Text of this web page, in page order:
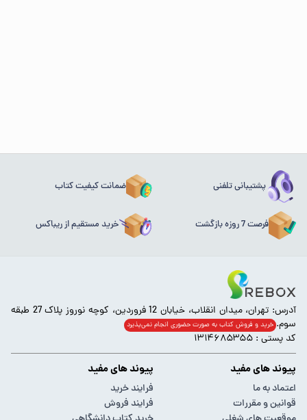
پشتیبانی تلفنی ضمانت کیفیت کتاب
فرصت 7 روزه بازگشت خرید مستقیم از ریباکس
آدرس: تهران، میدان انقلاب، خیابان 12 فروردین، کوچه نوروز پلاک 27 طبقه
سوم. خرید و فروش کتاب به صورت حضوری انجام‌ نمی‌پذیرد
کد پستی : ۱۳۱۴۶۸۵۳۵۵
پیوند های مفید
اعتماد به ما
قوانین و مقررات
پیوند های مفید
فرایند خرید
فرایند فروش